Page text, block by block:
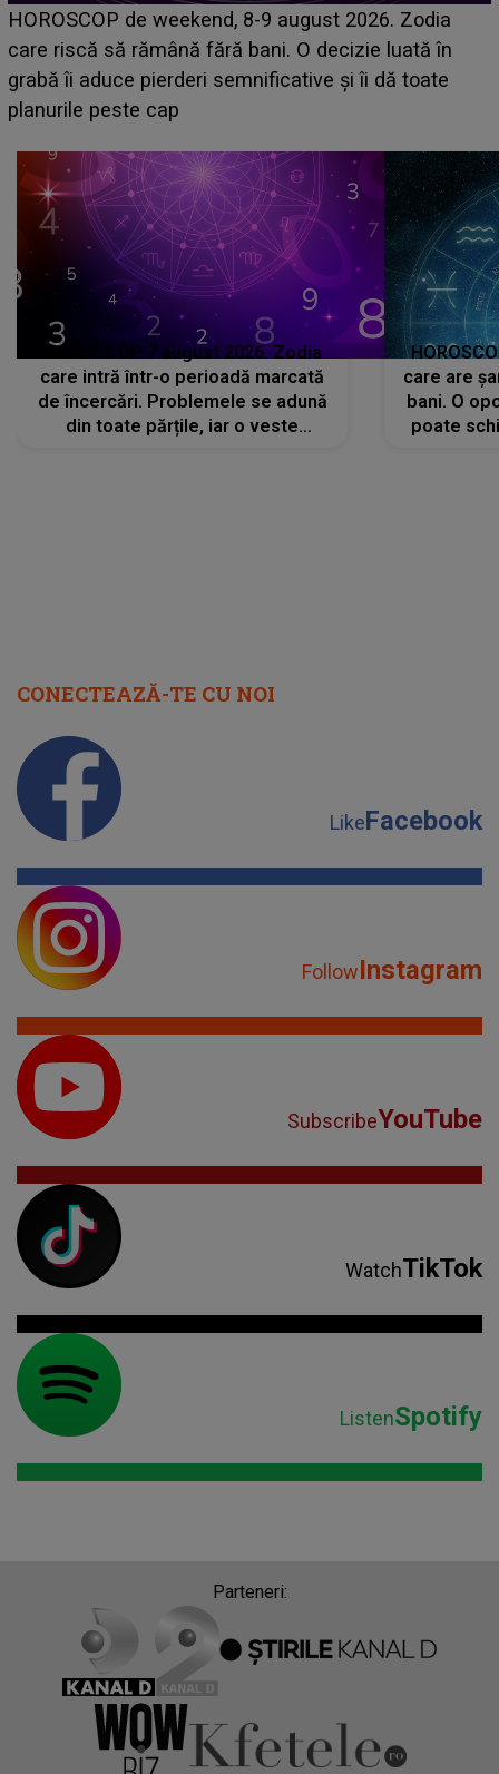
Emanuel a ținut ACEST DETALIU ASCUNS până
acum! În fața Alexandrei, concurentul din Casa Iubirii
face o MĂRTURISIRE NEAȘTEPTATĂ despre mama
sa: "I-am spus și ei în față, eu nu te iubesc pentru
HOROSCOP 7 august 2026. Zodia
care intră într-o perioadă marcată
de încercări. Problemele se adună
din toate părțile, iar o veste
care are
bani. O
poate
CONECTEAZĂ-TE CU NOI
LikeFacebook
FollowInstagram
SubscribeYouTube
WatchTikTok
ListenSpotify
Parteneri: